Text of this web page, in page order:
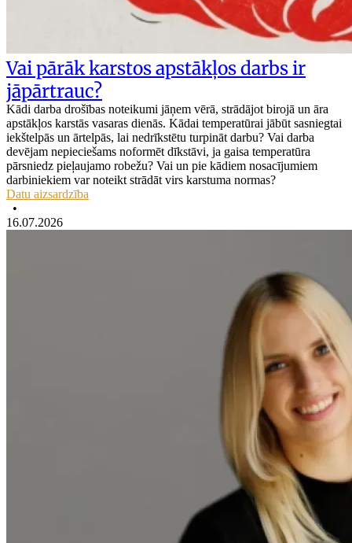
Vai pārāk karstos apstākļos darbs ir
jāpārtrauc?
Kādi darba drošības noteikumi jāņem vērā, strādājot birojā un āra
apstākļos karstās vasaras dienās. Kādai temperatūrai jābūt sasniegtai
iekštelpās un ārtelpās, lai nedrīkstētu turpināt darbu? Vai darba
devējam nepieciešams noformēt dīkstāvi, ja gaisa temperatūra
pārsniedz pieļaujamo robežu? Vai un pie kādiem nosacījumiem
darbiniekiem var noteikt strādāt virs karstuma normas?
Datu aizsardzība
•
16.07.2026